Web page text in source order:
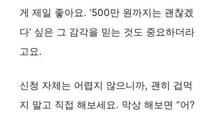
게 제일 좋아요. ‘500만 원까지는 괜찮겠
다’ 싶은 그 감각을 믿는 것도 중요하더라
고요.
신청 자체는 어렵지 않으니까, 괜히 겁먹
지 말고 직접 해보세요. 막상 해보면 “어?